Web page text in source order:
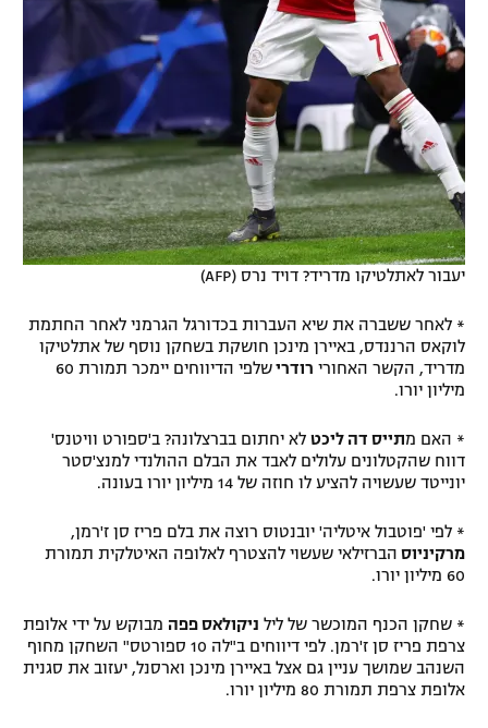
יעבור לאתלטיקו מדריד? דויד נרס (AFP)
* לאחר ששברה את שיא העברות בכדורגל הגרמני לאחר החתמת
לוקאס הרננדס, באיירן מינכן חושקת בשחקן נוסף של אתלטיקו
מדריד, הקשר האחורי רודרי
שלפי הדיווחים יימכר תמורת 60
מיליון יורו.
* האם מתייס דה ליכט לא יחתום בברצלונה? ב'ספורט וויטנס'
דווח שהקטלונים עלולים לאבד את הבלם ההולנדי למנצ'סטר
יונייטד שעשויה להציע לו חוזה של 14 מיליון יורו בעונה.
* לפי 'פוטבול איטליה' יובנטוס רוצה את בלם פריז סן ז'רמן,
מרקיניוס הברזילאי שעשוי להצטרף לאלופה האיטלקית תמורת
60 מיליון יורו.
* שחקן הכנף המוכשר של ליל ניקולאס פפה מבוקש על ידי אלופת
צרפת פריז סן ז'רמן. לפי דיווחים ב"לה 10 ספורטס" השחקן מחוף
השנהב שמושך עניין גם אצל באיירן מינכן וארסנל, יעזוב את סגנית
אלופת צרפת תמורת 80 מיליון יורו.